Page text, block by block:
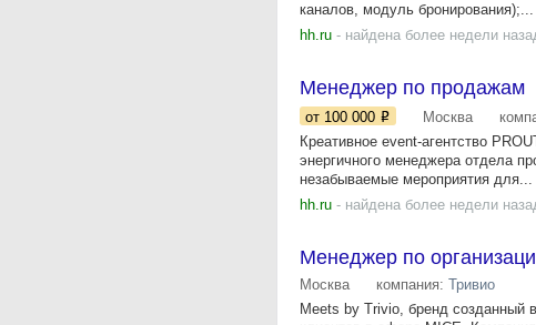
каналов, модуль бронирования);...
hh.ru - найдена более недели
Менеджер по продажам
от 100 000 Москва
Креативное event-агентство
энергичного менеджера отдела
незабываемые мероприятия для...
hh.ru - найдена более недели
Менеджер по
Москва компания: Тривио
Meets by Trivio, бренд созданный